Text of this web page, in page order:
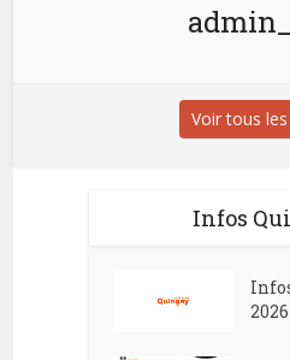
Voir tous
Infos
2026